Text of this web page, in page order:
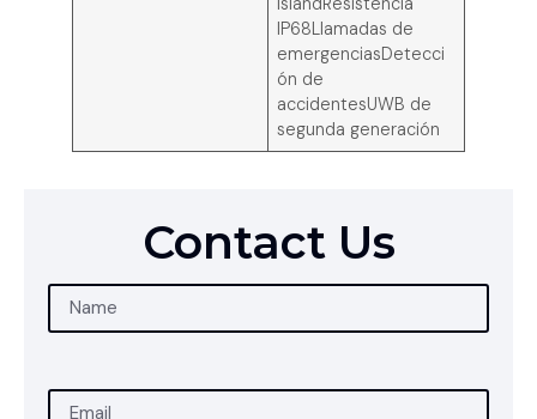
IP68Llamadas de
emergenciasDetecci
ón de
accidentesUWB de
segunda generación
Contact Us